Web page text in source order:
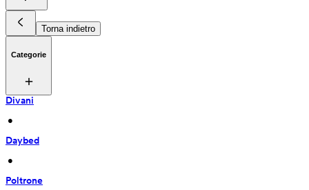
Torna indietro
Categorie
Divani
•
Daybed
•
Poltrone